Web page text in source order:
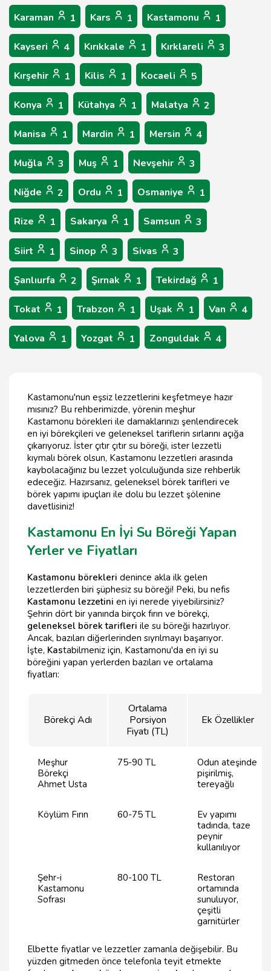
Karaman 1 Kars 1 Kastamonu 1
Kayseri 4 Kırıkkale 1 Kırklareli 3
Kırşehir 1 Kilis 1 Kocaeli 5
Konya 1 Kütahya 1 Malatya 2
Manisa 1 Mardin 1 Mersin 4
Muğla 3 Muş 1 Nevşehir 3
Niğde 2 Ordu 1 Osmaniye 1
Rize 1 Sakarya 1 Samsun 3
Siirt 1 Sinop 3 Sivas 3
Şanlıurfa 2 Şırnak 1 Tekirdağ 1
Tokat 1 Trabzon 1 Uşak 1 Van 4
Yalova 1 Yozgat 1 Zonguldak 4
Kastamonu'nun eşsiz lezzetlerini keşfetmeye hazır
mısınız? Bu rehberimizde, yörenin meşhur
Kastamonu börekleri ile damaklarınızı şenlendirecek
en iyi börekçileri ve geleneksel tariflerin sırlarını açığa
çıkarıyoruz. İster çıtır çıtır su böreği, ister lezzetli
kıymalı börek olsun, Kastamonu lezzetleri arasında
kaybolacağınız bu lezzet yolculuğunda size rehberlik
edeceğiz. Hazırsanız, geleneksel börek tarifleri ve
börek yapımı ipuçları ile dolu bu lezzet şölenine
davetlisiniz!
Kastamonu En İyi Su Böreği Yapan
Yerler ve Fiyatları
Kastamonu börekleri denince akla ilk gelen
lezzetlerden biri şüphesiz su böreği! Peki, bu nefis
Kastamonu lezzetini en iyi nerede yiyebilirsiniz?
Şehrin dört bir yanında birçok fırın ve börekçi,
geleneksel börek tarifleri ile su böreği hazırlıyor.
Ancak, bazıları diğerlerinden sıyrılmayı başarıyor.
İşte, Kastabilmeniz için, Kastamonu'da en iyi su
böreğini yapan yerlerden bazıları ve ortalama
fiyatları:
Börekçi Adı
Ortalama
Porsiyon
Fiyatı (TL)
Ek Özellikler
Meşhur
Börekçi
Ahmet Usta
75-90 TL
Odun ateşinde
pişirilmiş,
tereyağlı
Köylüm Fırın 60-75 TL
Ev yapımı
tadında, taze
peynir
kullanılıyor
Şehr-i
Kastamonu
Sofrası
80-100 TL
Restoran
ortamında
sunuluyor,
çeşitli
garnitürler
Elbette fiyatlar ve lezzetler zamanla değişebilir. Bu
yüzden gitmeden önce telefonla teyit etmekte